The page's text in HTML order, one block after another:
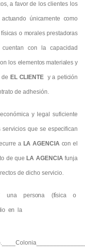
a favor de los clientes los
actuando únicamente como
o morales prestadoras
con la capacidad
los elementos materiales y
de EL CLIENTE y a petición
de adhesión.
y legal suficiente
servicios que se especifican
a LA AGENCIA con el
de que LA AGENCIAfunja
de dicho servicio.
una persona (física o
en la